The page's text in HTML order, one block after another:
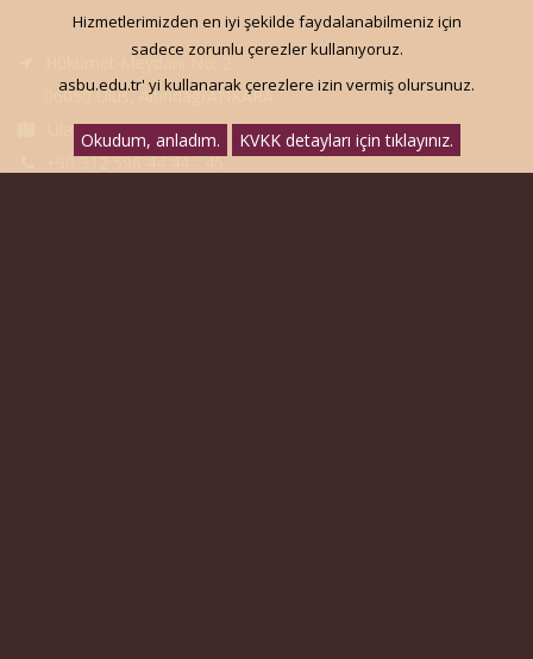
Hükümet Meydanı No: 2
06050 Ulus, Altındağ/ANKARA
Ulaşım
+90 312 596 44 44 - 45
Hizmetlerimizden en iyi şekilde faydalanabilmeniz için
sadece zorunlu çerezler kullanıyoruz.
asbu.edu.tr' yi kullanarak çerezlere izin vermiş olursunuz.
Okudum, anladım. KVKK detayları için tıklayınız.